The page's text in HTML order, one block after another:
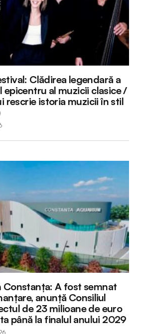
Clădirea legendară a
epicentru al muzicii clasice /
rescrie istoria muzicii în stil
Constanța: A fost semnat
anunță Consiliul
de 23 milioane de euro
până la finalul anului 2029